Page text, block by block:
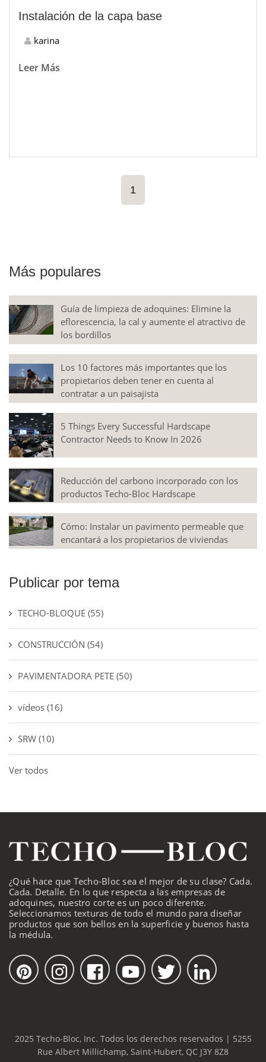
Instalación de la capa base
karina
Leer Más
1
Más populares
Guía de limpieza de adoquines: Elimine la
eflorescencia, la cal y aumente el atractivo de
los bordillos
Los 10 factores más importantes que los
propietarios deben tener en cuenta al
contratar a un paisajista
5 Things Every Successful Hardscape
Contractor Needs to Know In 2026
Reducción del carbono incorporado con los
productos Techo-Bloc Hardscape
Cómo: Instalar un pavimento permeable que
encantará a los propietarios de viviendas
Publicar por tema
TECHO-BLOQUE (55)
CONSTRUCCIÓN (54)
PAVIMENTADORA PETE (50)
vídeos (16)
SRW (10)
Ver todos
¿Qué hace que Techo-Bloc sea el mejor de su clase? Cada.
Cada. Detalle. En lo que respecta a las empresas de
adoquines, nuestro corte es un poco diferente.
Seleccionamos texturas de todo el mundo para diseñar
productos que son bellos en la superficie y buenos hasta
la médula.
2025 Techo-Bloc, Inc. Todos los derechos reservados | 5255
Rue Albert Millichamp, Saint-Hubert, QC J3Y 8Z8